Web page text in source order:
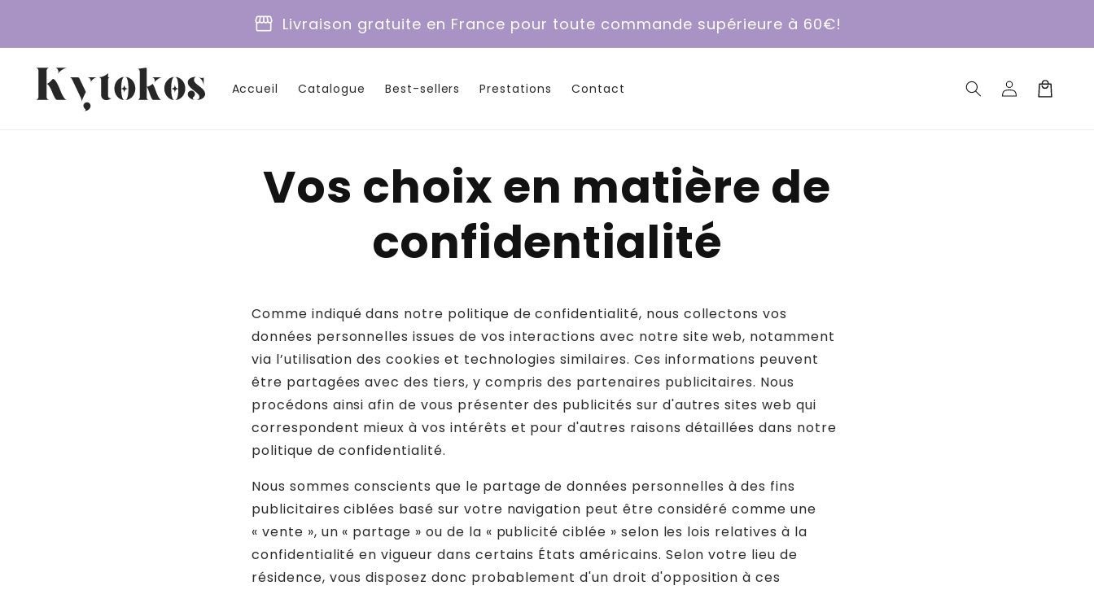
contenu
storefront Livraison gratuite en France pour toute commande supérieure à 60€!
Accueil Catalogue Best-sellers Prestations Contact ConnexionPanier
Vos choix en matière de
confidentialité
Comme indiqué dans notre politique de confidentialité, nous collectons vos
données personnelles issues de vos interactions avec notre site web, notamment
via l’utilisation des cookies et technologies similaires. Ces informations peuvent
être partagées avec des tiers, y compris des partenaires publicitaires. Nous
procédons ainsi afin de vous présenter des publicités sur d'autres sites web qui
correspondent mieux à vos intérêts et pour d'autres raisons détaillées dans notre
politique de confidentialité.
Nous sommes conscients que le partage de données personnelles à des fins
publicitaires ciblées basé sur votre navigation peut être considéré comme une
« vente », un « partage » ou de la « publicité ciblée » selon les lois relatives à la
confidentialité en vigueur dans certains États américains. Selon votre lieu de
résidence, vous disposez donc probablement d'un droit d'opposition à ces